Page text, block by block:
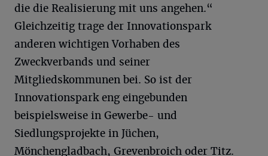
die die Realisierung mit uns angehen.“
Gleichzeitig trage der Innovationspark
anderen wichtigen Vorhaben des
Zweckverbands und seiner
Mitgliedskommunen bei. So ist der
Innovationspark eng eingebunden
beispielsweise in Gewerbe- und
Siedlungsprojekte in Jüchen,
Mönchengladbach, Grevenbroich oder Titz.